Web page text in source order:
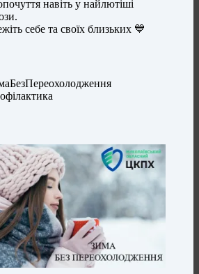
навіть у найлютіші
себе та своїх близьких 💙